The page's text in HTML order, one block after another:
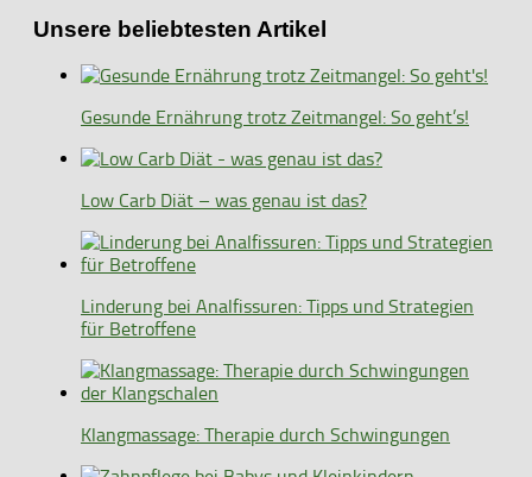
Unsere beliebtesten Artikel
Gesunde Ernährung trotz Zeitmangel: So geht’s!
Low Carb Diät – was genau ist das?
Linderung bei Analfissuren: Tipps und Strategien
für Betroffene
Klangmassage: Therapie durch Schwingungen